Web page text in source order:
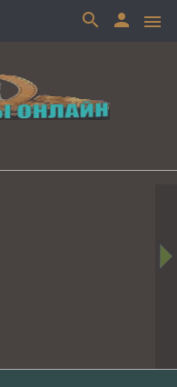
menu
person
search